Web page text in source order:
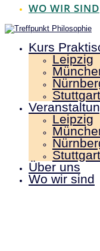
WO WIR SIND
Kurs
Leipzig
Stuttgart
Leipzig
Stuttgart
Über uns
Wo wir sind